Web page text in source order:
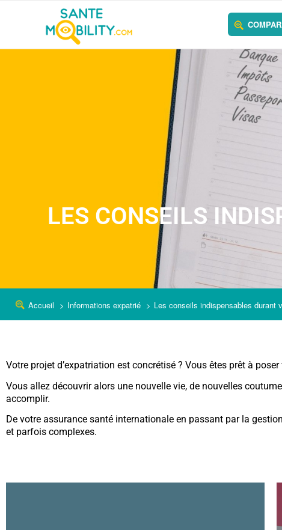
LES CONSEILS
Accueil Informations expatrié Les conseils indispensables durant
Votre projet d’expatriation est concrétisé ? Vous êtes prêt à
Vous allez découvrir alors une nouvelle vie, de nouvelles
accomplir.
De votre assurance santé internationale en passant par la
et parfois complexes.